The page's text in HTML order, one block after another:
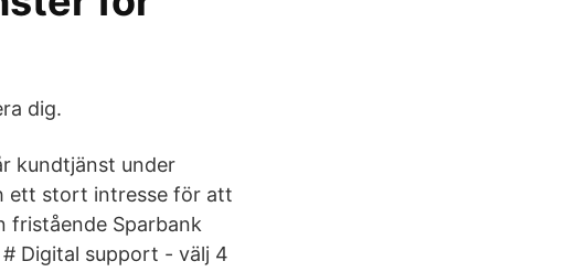
dig.
kundtjänst under
ett stort intresse för att
fristående Sparbank
Digital support - välj 4